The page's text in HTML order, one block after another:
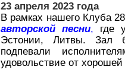
23 апреля 2023 года
В рамках нашего Клуба
авторской песни, где
Эстонии, Литвы. Зал
подпевали
удовольствие от